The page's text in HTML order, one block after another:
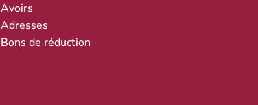
Avoirs
Adresses
Bons de réduction